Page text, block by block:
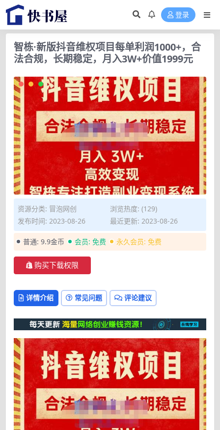
登录
智栋·新版抖音维权项目每单利润1000+，合
法合规，长期稳定，月入3W+价值1999元
资源分类: 冒泡网创
浏览热度: (129)
发布时间: 2023-08-26
最近更新: 2023-08-26
普通: 9.9金币 会员: 免费 永久会员: 免费
购买下载权限
详情介绍 常见问题 评论建议